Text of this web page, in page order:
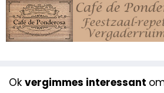
Ok vergimmes interessant